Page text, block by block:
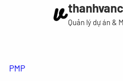
Quản lý dự án &
PMP